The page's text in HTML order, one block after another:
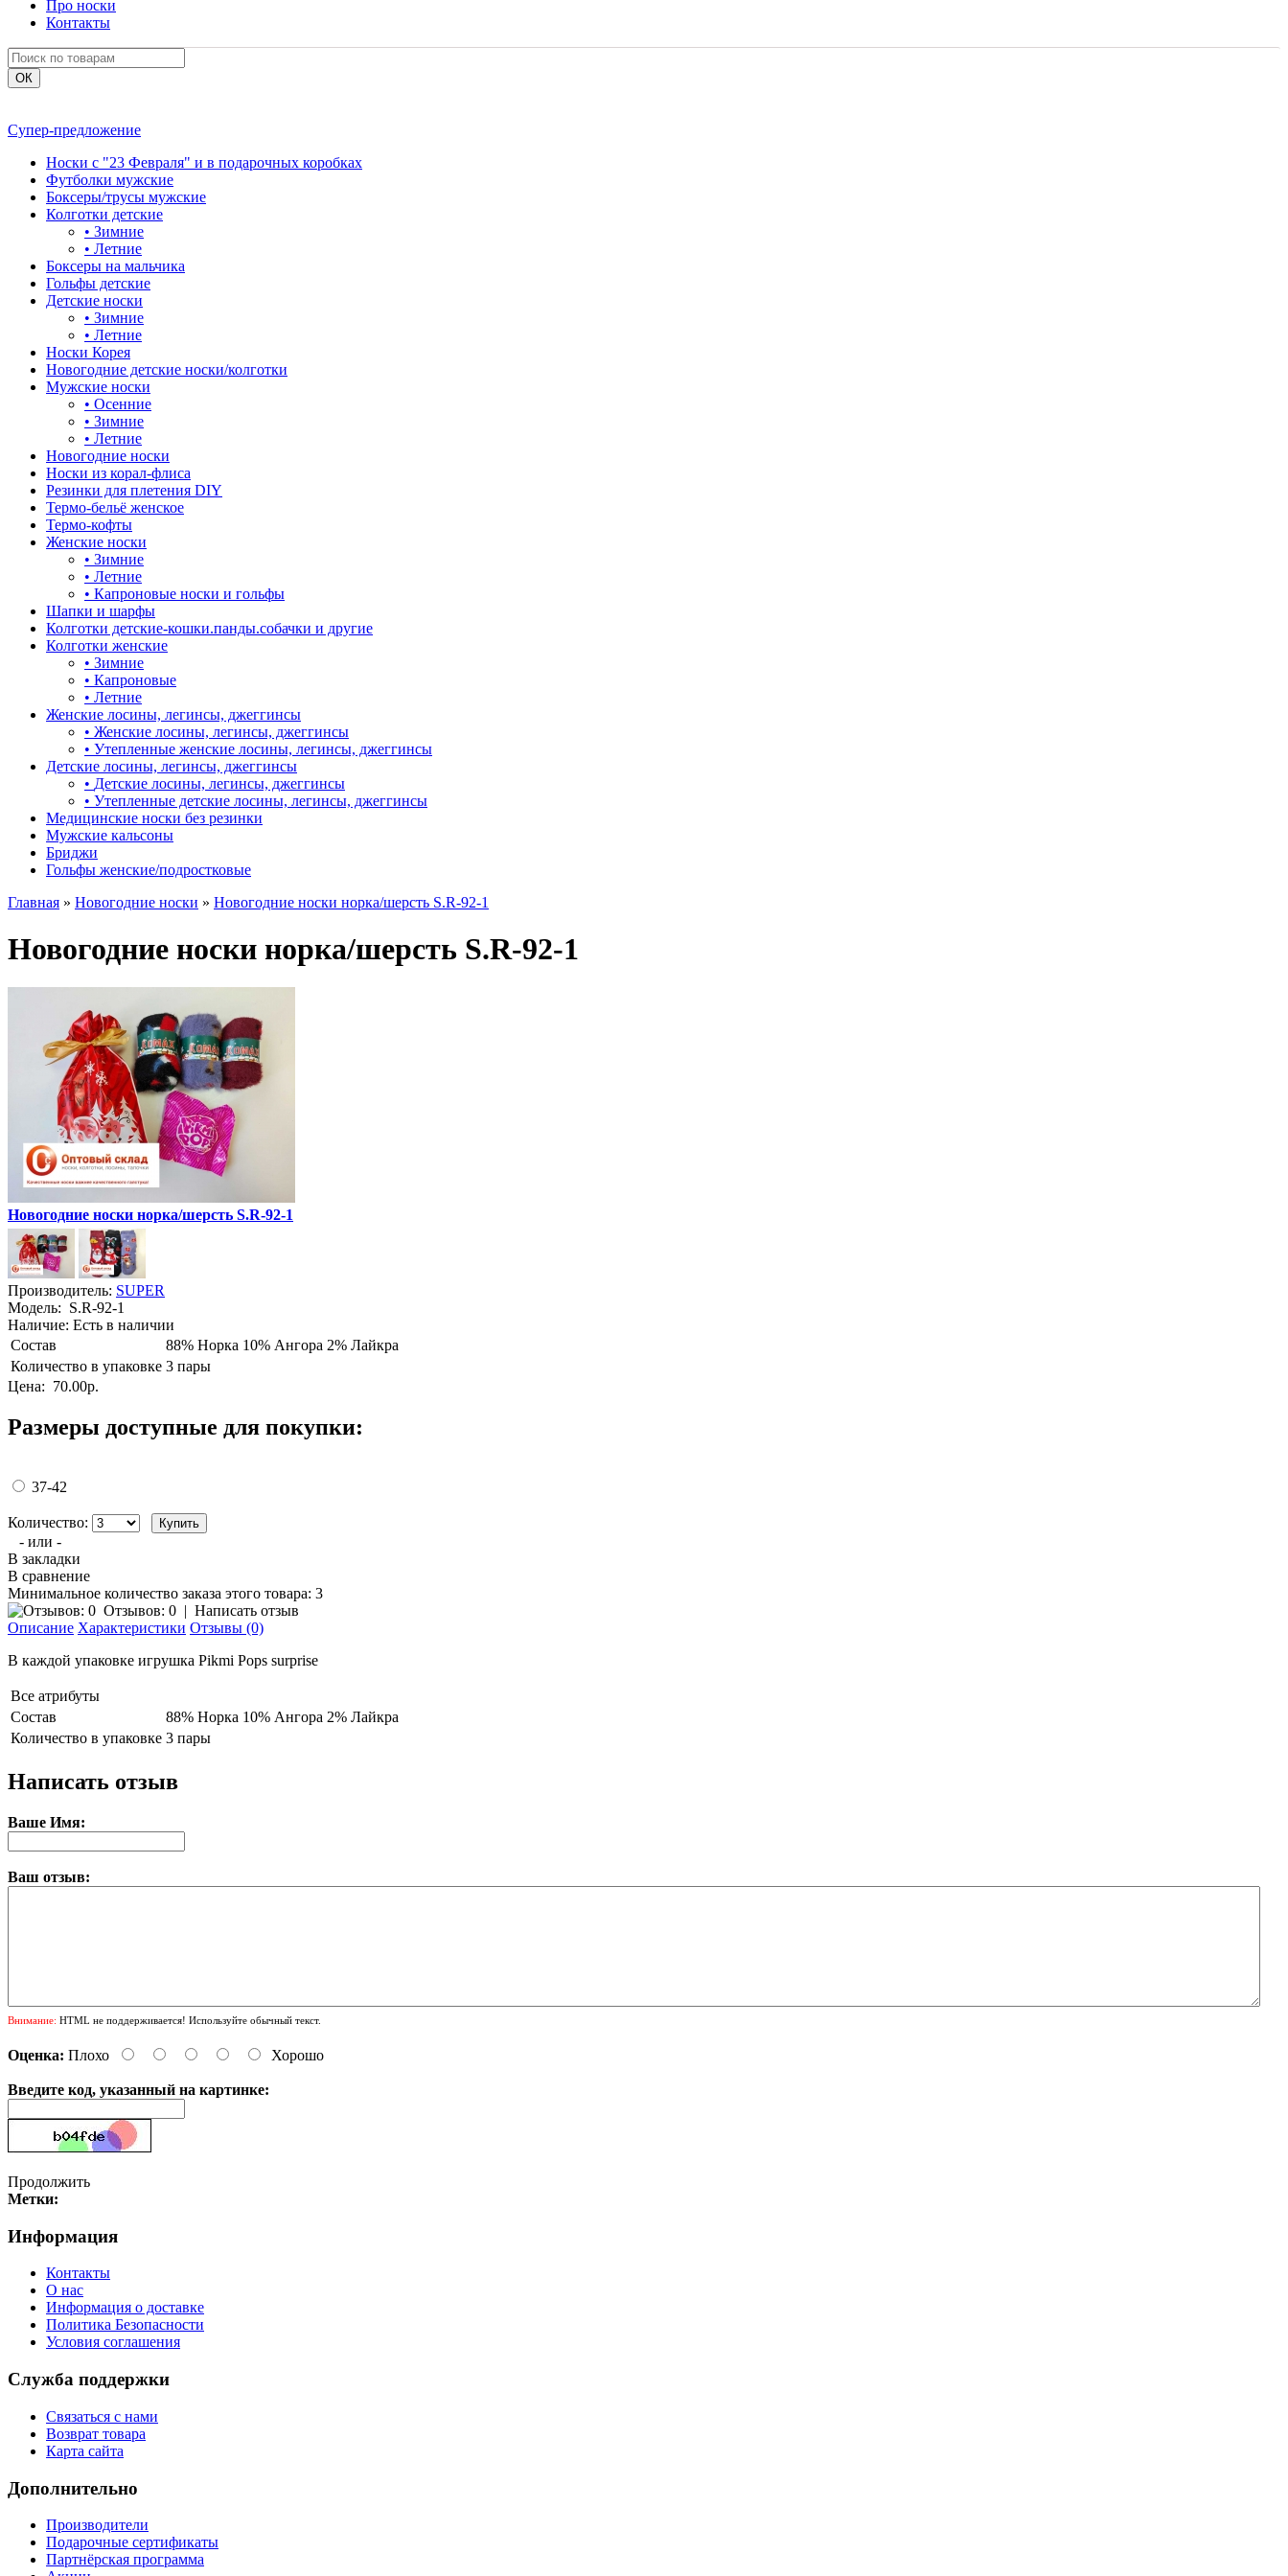
Про носки
Контакты
Супер-предложение
Носки с "23 Февраля" и в подарочных коробках
Футболки мужские
Боксеры/трусы мужские
Колготки детские
• Зимние
• Летние
Боксеры на мальчика
Гольфы детские
Детские носки
• Зимние
• Летние
Носки Корея
Новогодние детские носки/колготки
Мужские носки
• Осенние
• Зимние
• Летние
Новогодние носки
Носки из корал-флиса
Резинки для плетения DIY
Термо-бельё женское
Термо-кофты
Женские носки
• Зимние
• Летние
• Капроновые носки и гольфы
Шапки и шарфы
Колготки детские-кошки.панды.собачки и другие
Колготки женские
• Зимние
• Капроновые
• Летние
Женские лосины, легинсы, джеггинсы
• Женские лосины, легинсы, джеггинсы
• Утепленные женские лосины, легинсы, джеггинсы
Детские лосины, легинсы, джеггинсы
• Детские лосины, легинсы, джеггинсы
• Утепленные детские лосины, легинсы, джеггинсы
Медицинские носки без резинки
Мужские кальсоны
Бриджи
Гольфы женские/подростковые
Главная » Новогодние носки » Новогодние носки норка/шерсть S.R-92-1
Новогодние носки норка/шерсть S.R-92-1
Новогодние носки норка/шерсть S.R-92-1
Производитель: SUPER
Модель: S.R-92-1
Наличие: Есть в наличии
Состав
88% Норка 10% Ангора 2% Лайкра
Количество в упаковке 3 пары
Цена: 70.00р.
Размеры доступные для покупки:
37-42
Количество:
- или -
В закладки
В сравнение
Минимальное количество заказа этого товара: 3
Отзывов: 0 | Написать отзыв
Описание Характеристики Отзывы (0)
В каждой упаковке игрушка Рikmi Рops surprise
Все атрибуты
Состав
88% Норка 10% Ангора 2% Лайкра
Количество в упаковке 3 пары
Написать отзыв
Ваше Имя:
Ваш отзыв:
Внимание: HTML не поддерживается! Используйте обычный текст.
Оценка: Плохо Хорошо
Введите код, указанный на картинке:
Продолжить
Метки:
Информация
Контакты
О нас
Информация о доставке
Политика Безопасности
Условия соглашения
Служба поддержки
Связаться с нами
Возврат товара
Карта сайта
Дополнительно
Производители
Подарочные сертификаты
Партнёрская программа